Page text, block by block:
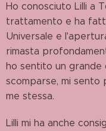
Ho conosciuto Lilli a
trattamento e ha
Universale e
rimasta
ho sentito un grande
scomparse, mi sento
me stessa.
Lilli mi ha anche